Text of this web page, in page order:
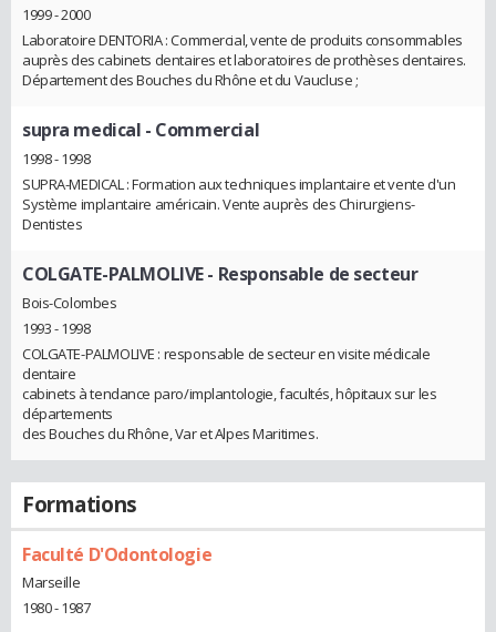
1999 - 2000
Laboratoire DENTORIA : Commercial, vente de produits consommables
auprès des cabinets dentaires et laboratoires de prothèses dentaires.
Département des Bouches du Rhône et du Vaucluse ;
supra medical - Commercial
1998 - 1998
SUPRA-MEDICAL : Formation aux techniques implantaire et vente d'un
Système implantaire américain. Vente auprès des Chirurgiens-
Dentistes
COLGATE-PALMOLIVE- Responsable de secteur
Bois-Colombes
1993 - 1998
COLGATE-PALMOLIVE : responsable de secteur en visite médicale
dentaire
cabinets à tendance paro/implantologie, facultés, hôpitaux sur les
départements
des Bouches du Rhône, Var et Alpes Maritimes.
Formations
Faculté D'Odontologie
Marseille
1980 - 1987